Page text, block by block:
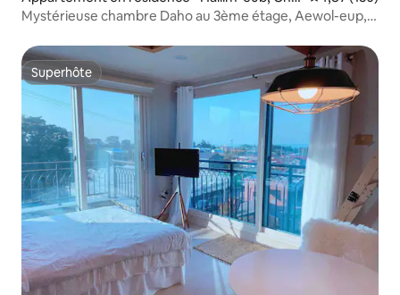
u
Mystérieuse chambre Daho au 3ème étage, Aewol-eup,
mer, pension mystérieuse, équipée d'une baignoire à
remous de dernière génération
Superhôte
Superhôte